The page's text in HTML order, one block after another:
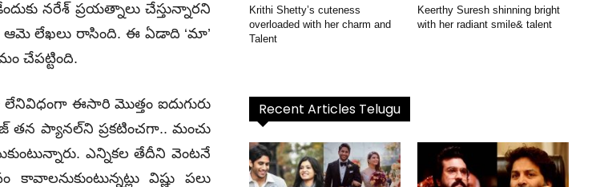
నరేశ్‌ ప్రయత్నాలు చేస్తున్నారని
ఆమె లేఖలు రాసింది. ఈ ఏడాది ‘మా’
చేపట్టింది.
లేనివిధంగా ఈసారి మొత్తం ఐదుగురు
తన ప్యానల్‌ని ప్రకటించగా.. మంచు
ఎన్నికల తేదీని వెంటనే
విష్ణు పలు
Krithi Shetty’s cuteness
overloaded with her charm and
Talent
Keerthy Suresh shinning bright
with her radiant smile& talent
Recent Articles Telugu